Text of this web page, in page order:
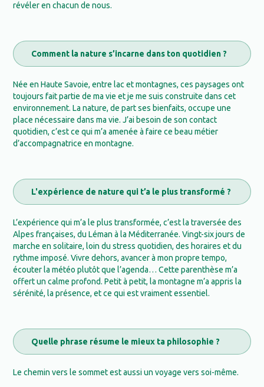
révéler en chacun de nous.
Comment la nature s’incarne dans ton quotidien ?
Née en Haute Savoie, entre lac et montagnes, ces paysages ont
toujours fait partie de ma vie et je me suis construite dans cet
environnement. La nature, de part ses bienfaits, occupe une
place nécessaire dans ma vie. J’ai besoin de son contact
quotidien, c’est ce qui m’a amenée à faire ce beau métier
d’accompagnatrice en montagne.
L'expérience de nature qui t’a le plus transformé ?
L’expérience qui m’a le plus transformée, c’est la traversée des
Alpes françaises, du Léman à la Méditerranée. Vingt-six jours de
marche en solitaire, loin du stress quotidien, des horaires et du
rythme imposé. Vivre dehors, avancer à mon propre tempo,
écouter la météo plutôt que l’agenda… Cette parenthèse m’a
offert un calme profond. Petit à petit, la montagne m’a appris la
sérénité, la présence, et ce qui est vraiment essentiel.
Quelle phrase résume le mieux ta philosophie ?
Le chemin vers le sommet est aussi un voyage vers soi-même.